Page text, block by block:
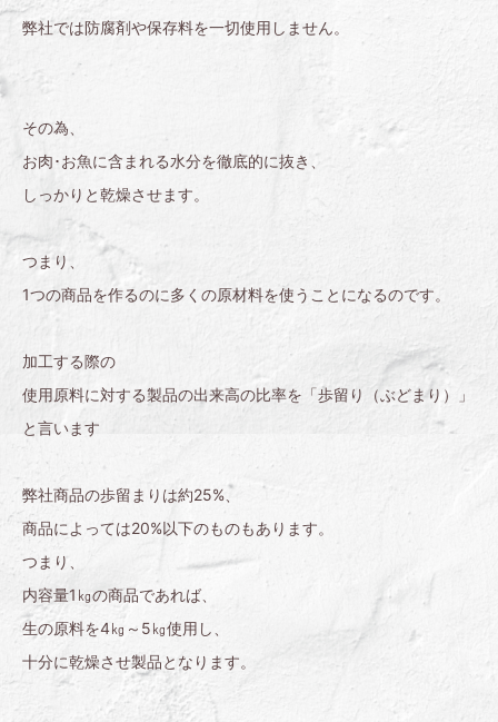
弊社では防腐剤や保存料を一切使用しません。
その為、
お肉･お魚に含まれる水分を徹底的に抜き、
しっかりと乾燥させます。
つまり、
1つの商品を作るのに多くの原材料を使うことになるのです。
加工する際の
使用原料に対する製品の出来高の比率を「歩留り（ぶどまり）」
と言います
弊社商品の歩留まりは約25%、
商品によっては20%以下のものもあります。
つまり、
内容量1㎏の商品であれば、
生の原料を4㎏～5㎏使用し、
十分に乾燥させ製品となります。